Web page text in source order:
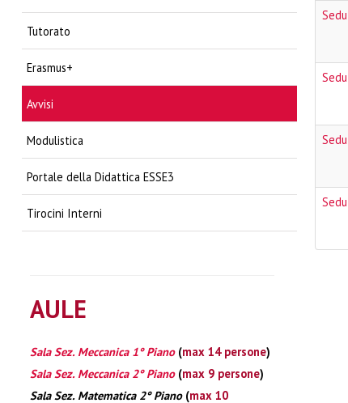
Tutorato
Erasmus+
Avvisi
Modulistica
Portale della Didattica ESSE3
Tirocini Interni
AULE
Sala Sez. Meccanica 1° Piano(max 14 persone)
Sala Sez. Meccanica 2° Piano(max 9 persone)
Sala Sez. Matematica 2° Piano(max 10